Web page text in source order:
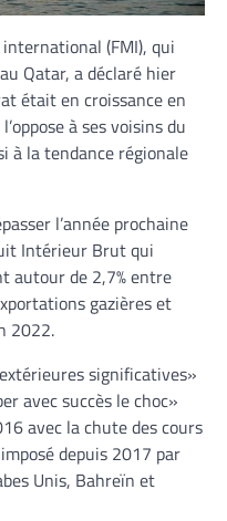
(FMI), qui
Qatar, a déclaré hier
était en croissance en
à ses voisins du
à la tendance régionale
l’année prochaine
Intérieur Brut qui
autour de 2,7% entre
gazières et
2022.
significatives»
avec succès le choc»
avec la chute des cours
depuis 2017 par
Unis, Bahreïn et